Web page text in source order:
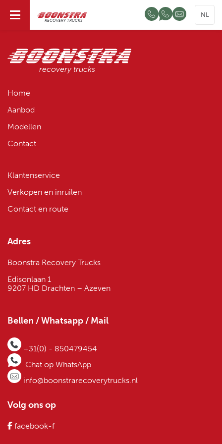
RECOVERY TRUCKS
NL
recovery trucks
Home
Aanbod
Modellen
Contact
Klantenservice
Verkopen en inruilen
Contact en route
Adres
Boonstra Recovery Trucks
Edisonlaan 1
9207 HD Drachten – Azeven
Bellen / Whatsapp / Mail
+31(0) - 850479454
Chat op WhatsApp
info@boonstrarecoverytrucks.nl
Volg ons op
facebook-f